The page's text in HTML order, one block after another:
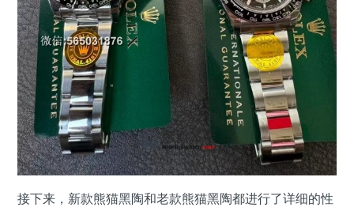
接下来，新款熊猫黑陶和老款熊猫黑陶都进行了详细的性